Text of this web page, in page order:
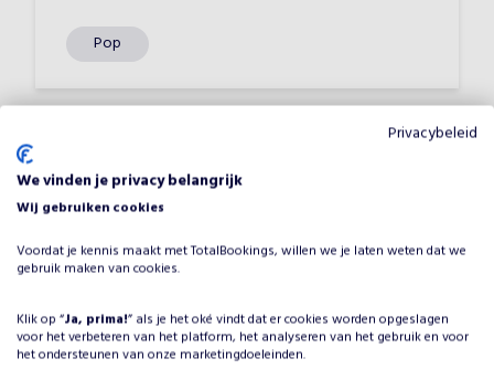
Pop
Waarom Paulus Paashaas en
jouw evenement?
zich mee, maar één ding is zeker: je wilt dat het
entertainment onvergetelijk is. Door Paulus Paashaas en
Privacybeleid
We vinden je privacy belangrijk
Wij gebruiken cookies
Voordat je kennis maakt met TotalBookings, willen we je laten weten dat we
gebruik maken van cookies.
Klik op “Ja, prima!” als je het oké vindt dat er cookies worden opgeslagen
voor het verbeteren van het platform, het analyseren van het gebruik en voor
het ondersteunen van onze marketingdoeleinden.